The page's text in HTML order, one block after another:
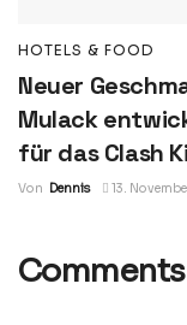
HOTELS & FOOD
Neuer
Mulack
für das Clash
Von Dennis 13.
Comments